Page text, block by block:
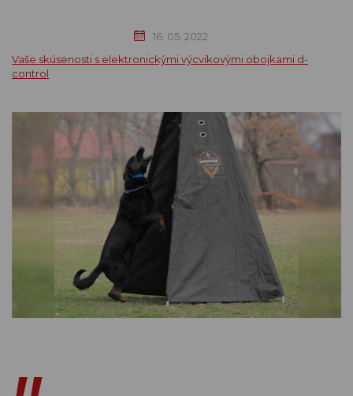
16. 05. 2022
Vaše skúsenosti s elektronickými výcvikovými obojkami d-
control